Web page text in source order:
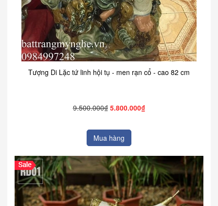
Tượng Di Lặc tứ linh hội tụ - men rạn cổ - cao 82 cm
9.500.000₫ 5.800.000₫
Mua hàng